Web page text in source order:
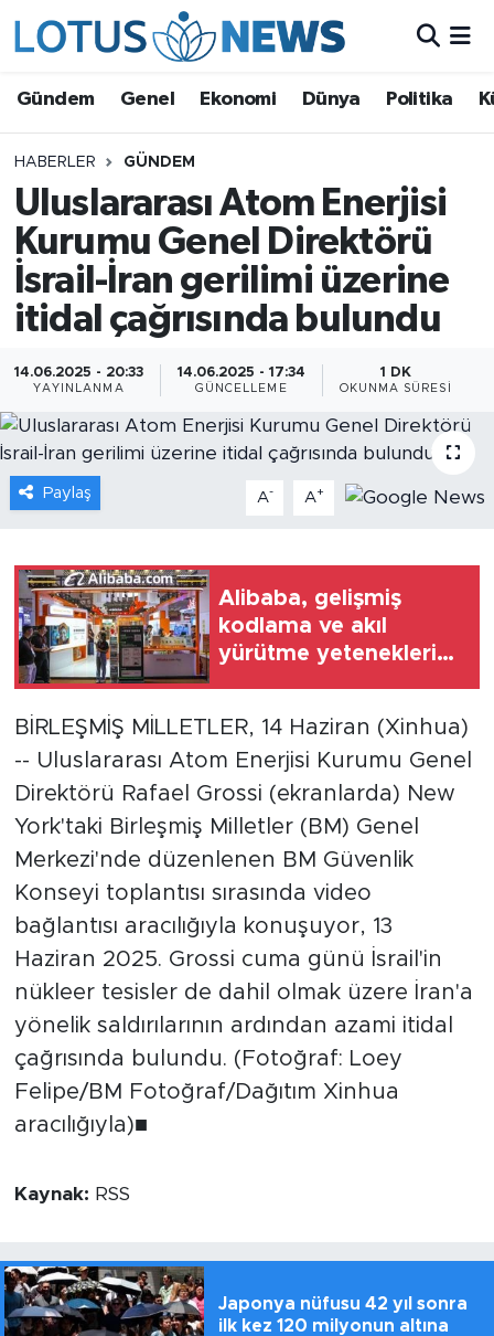
Gündem Genel Ekonomi Dünya Politika
HABERLER GÜNDEM
Uluslararası Atom Enerjisi
Kurumu Genel Direktörü
İsrail-İran gerilimi üzerine
itidal çağrısında bulundu
14.06.2025 - 20:33
YAYINLANMA
14.06.2025 - 17:34
GÜNCELLEME
1 DK
OKUNMA SÜRESI
Paylaş A- A+
Alibaba, gelişmiş
kodlama ve akıl
yürütme yeteneklerine
tanıttı
BİRLEŞMİŞ MİLLETLER, 14 Haziran (Xinhua)
-- Uluslararası Atom Enerjisi Kurumu Genel
Direktörü Rafael Grossi (ekranlarda) New
York'taki Birleşmiş Milletler (BM) Genel
Merkezi'nde düzenlenen BM Güvenlik
Konseyi toplantısı sırasında video
bağlantısı aracılığıyla konuşuyor, 13
Haziran 2025. Grossi cuma günü İsrail'in
nükleer tesisler de dahil olmak üzere İran'a
yönelik saldırılarının ardından azami itidal
çağrısında bulundu. (Fotoğraf: Loey
Felipe/BM Fotoğraf/Dağıtım Xinhua
aracılığıyla)■
Kaynak: RSS
Japonya nüfusu 42 yıl sonra
ilk kez 120 milyonun altına
Ekonomi
Dünya
Politika
Kültür - Sanat ve Tarih
Yaşam
Bilim ve Teknoloji
Çin Fuarları
Video
Sağlık
Xinhua
Xinhua Türkiye
Seyahat